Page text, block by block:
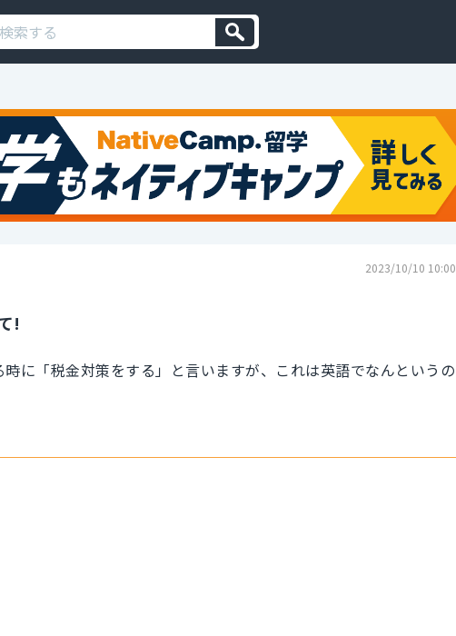
2023/10/10 10:00
!
に「税金対策をする」と言いますが、これは英語でなんというの